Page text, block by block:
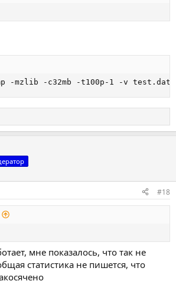
-mzlib -c32mb -t100p-1 -v
#18
мне показалось, что так не
статистика не пишется, что